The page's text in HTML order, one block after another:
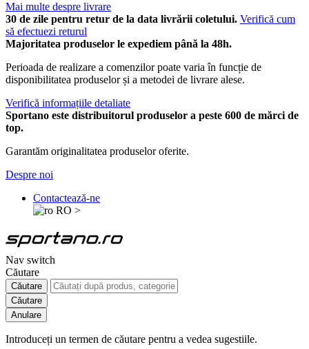
Mai multe despre livrare
30 de zile pentru retur de la data livrării coletului. Verifică cum
să efectuezi returul
Majoritatea produselor le expediem până la 48h.
Perioada de realizare a comenzilor poate varia în funcție de
disponibilitatea produselor și a metodei de livrare alese.
Verifică informațiile detaliate
Sportano este distribuitorul produselor a peste 600 de mărci de
top.
Garantăm originalitatea produselor oferite.
Despre noi
Contactează-ne
RO >
Nav switch
Căutare
Căutare
Căutare
Anulare
Introduceți un termen de căutare pentru a vedea sugestiile.